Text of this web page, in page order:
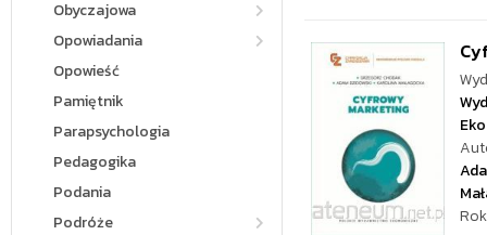
Obyczajowa
Opowiadania
Opowieść
Pamiętnik
Parapsychologia
Pedagogika
Podania
Podróże